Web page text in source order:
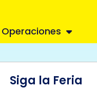
Operaciones
Siga la Feria